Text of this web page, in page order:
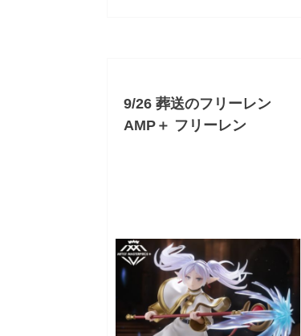
9/26 葬送のフリーレン
AMP＋ フリーレン